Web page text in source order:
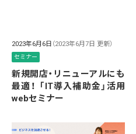
2023年6月6日 （2023年6月7日 更新）
セミナー
新規開店・リニューアルにも
最適！ 「IT導入補助金」活用
webセミナー